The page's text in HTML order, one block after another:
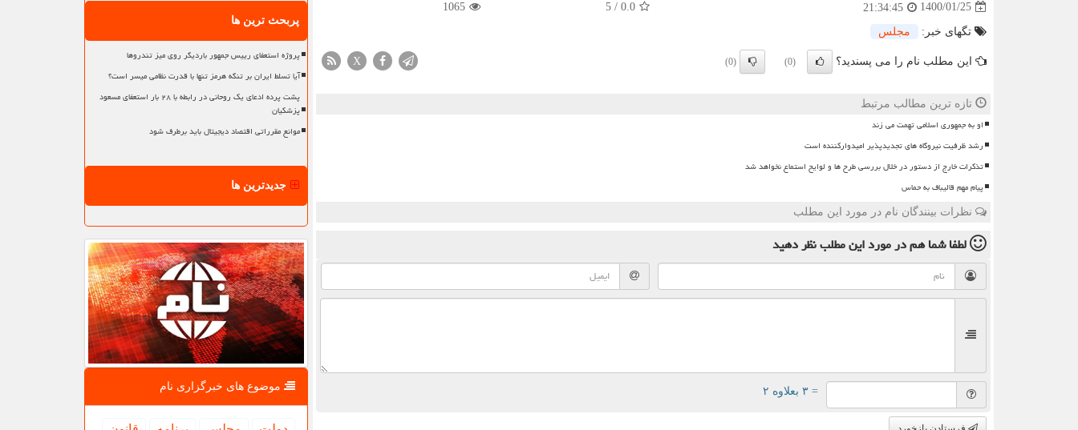
1400/01/25
21:34:45
0.0
/
5
1065
تگهای خبر: مجلس
این مطلب نام را می پسندید؟ (0)
(0)
X
تازه ترین مطالب مرتبط
او به جمهوری اسلامی تهمت می زند
رشد ظرفیت نیروگاه های تجدیدپذیر امیدوارکننده است
تذکرات خارج از دستور در خلال بررسی طرح ها و لوایح استماع نخواهد شد
پیام مهم قالیباف به حماس
نظرات بینندگان نام در مورد این مطلب
لطفا شما همدر مورد این مطلبنظر دهید
= ۳ بعلاوه ۲
پربحث ترین ها
پروژه استعفای رییس جمهور باردیگر روی میز تندروها
آیا تسلط ایران بر تنگه هرمز تنها با قدرت نظامی میسر است؟
پشت پرده ادعای یک روحانی در رابطه با ۲۸ بار استعفای مسعود
پزشکیان
موانع مقرراتی اقتصاد دیجیتال باید برطرف شود
جدیدترین ها
موضوع های خبرگزاری نام